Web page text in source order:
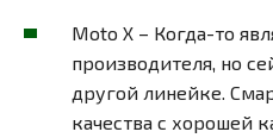
Moto X – Когда-то
производителя, но
другой линейке.
качества с хорошей